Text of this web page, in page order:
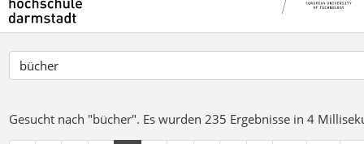
Gesucht nach "bücher". Es wurden 235 Ergebnisse in 4